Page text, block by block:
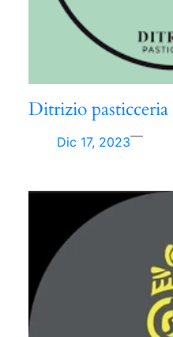
Ditrizio pasticceria
Dic 17, 2023—